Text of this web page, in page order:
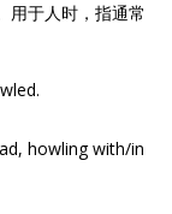
用于人时，指通常
howling with/in